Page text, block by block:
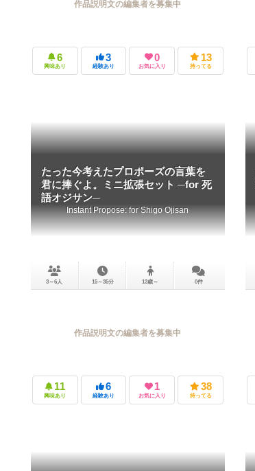
作品説明文の編集者を募集中
6
興味あり
3
経験あり
0
お気に入り
13
持ってる
たった今考えたプロポーズの言葉を
君に捧ぐよ。ミニ拡張セット ─for 死
語オジサン─
Instant Propose: for Shigo Ojisan
3～6人 15～35分 13歳～ 0件
作品説明文の編集者を募集中
11
興味あり
6
経験あり
1
お気に入り
38
持ってる